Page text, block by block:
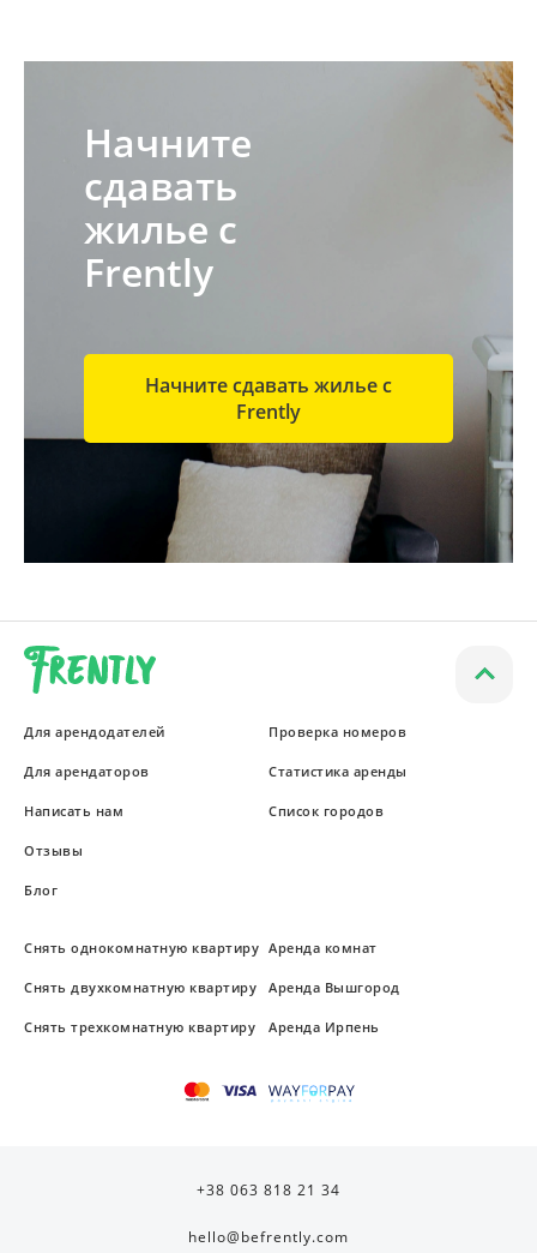
Начните
сдавать
жилье с
Frently
Начните сдавать жилье с
Frently
Для арендодателей
Для арендаторов
Написать нам
Отзывы
Блог
Проверка номеров
Статистика аренды
Список городов
Снять однокомнатную квартиру
Снять двухкомнатную квартиру
Снять трехкомнатную квартиру
Аренда комнат
Аренда Вышгород
Аренда Ирпень
+38 063 818 21 34
hello@befrently.com